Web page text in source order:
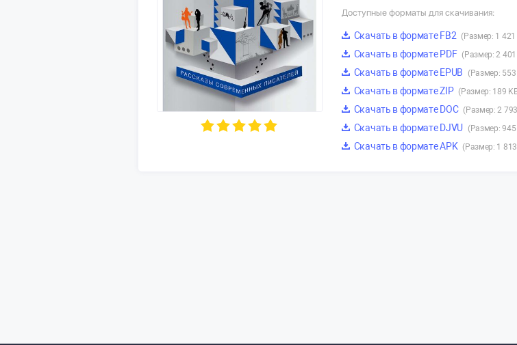
Доступные форматы для скачивания:
Скачать в формате FB2 (Размер: 1 421
Скачать в формате PDF (Размер: 2 401
Скачать в формате EPUB (Размер: 553
Скачать в формате ZIP (Размер: 189
Скачать в формате DOC (Размер: 2
Скачать в формате DJVU (Размер: 945
Скачать в формате APK (Размер: 1